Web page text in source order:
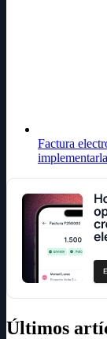
Factura
Últimos